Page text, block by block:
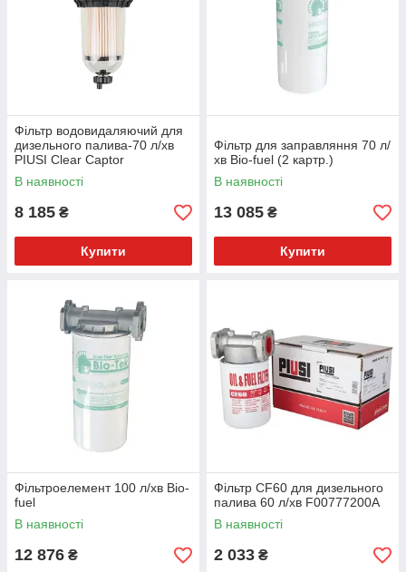
Фільтр водовидаляючий для
дизельного палива-70 л/хв
PIUSI Clear Captor
В наявності
8 185 ₴
Купити
Фільтр для заправляння 70 л/
хв Bio-fuel (2 картр.)
В наявності
13 085 ₴
Купити
Фільтроелемент 100 л/хв Bio-
fuel
В наявності
12 876 ₴
Фільтр CF60 для дизельного
палива 60 л/хв F00777200А
В наявності
2 033 ₴